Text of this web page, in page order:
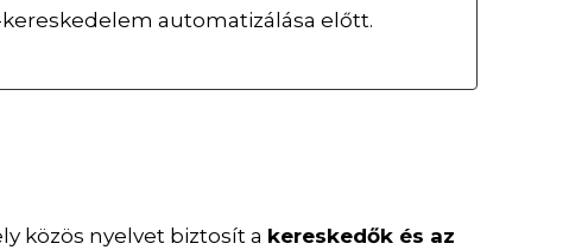
automatizálása előtt.
közös nyelvet biztosít a kereskedők és az